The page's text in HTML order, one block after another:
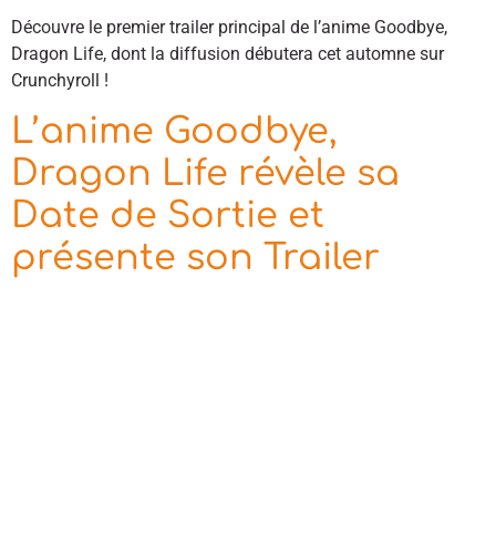
Découvre le premier trailer principal de l’anime Goodbye,
Dragon Life, dont la diffusion débutera cet automne sur
Crunchyroll !
L’anime Goodbye,
Dragon Life révèle sa
Date de Sortie et
présente son Trailer